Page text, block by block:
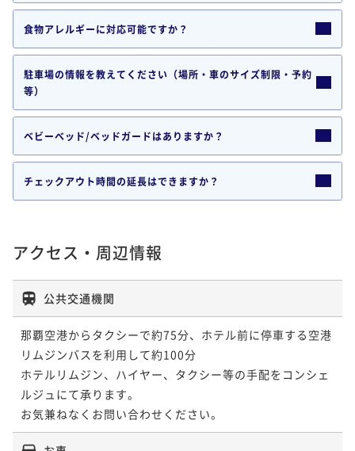
をご提供するため、できる限りの対応に取り組んでおります。
当ホテルのレストランでは、事前のご予約時、およびご注文の
ご要望に応じて一部メニューを【アレルゲン特定原材料8品目】
および【アレルゲン特定原材料に準ずる20品目】を使用しないア
レルゲン除去メニューに変更させていただきます。
キッズメニューがございます。離乳食については、野菜のペー
スト＋おかゆを無料でご用意しております。
食物アレルギーに対応可能ですか？
駐車場の情報を教えてください（場所・車のサイズ制限・予約
等）
ベビーベッド/ベッドガードはありますか？
チェックアウト時間の延長はできますか？
アクセス・周辺情報
公共交通機関
那覇空港からタクシーで約75分、ホテル前に停車する空港
リムジンバスを利用して約100分
ホテルリムジン、ハイヤー、タクシー等の手配をコンシェ
ルジュにて承ります。
お気兼ねなくお問い合わせください。